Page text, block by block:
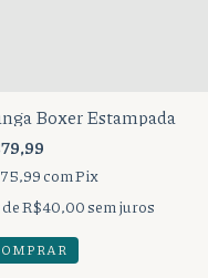
Boxer Estampada
comPix
R$40,00sem juros